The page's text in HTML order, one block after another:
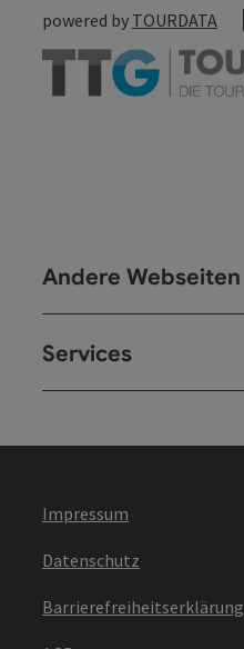
powered by TOURDATA
Andere Webseiten
Services
Impressum
Datenschutz
Barrierefreiheitserklärung